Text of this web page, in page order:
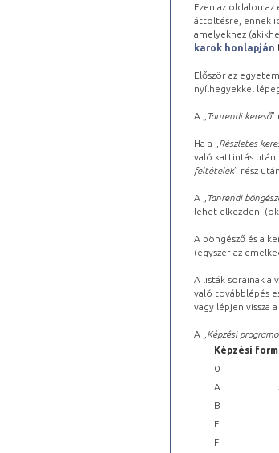
Ezen az oldalon
áttöltésre, ennek
amelyekhez
karok honlapján
Először az
nyílhegyekkel
A „ Tanrendi kereső”
Ha a „ Részletes
való kattintás után
feltételek” rész
A „ Tanrendi
lehet elkezdeni
A böngésző és a
(egyszer az
A listák sorainak a
való továbblépés
vagy lépjen vissza
A „ Képzési
Képzési
0
A
B
E
F